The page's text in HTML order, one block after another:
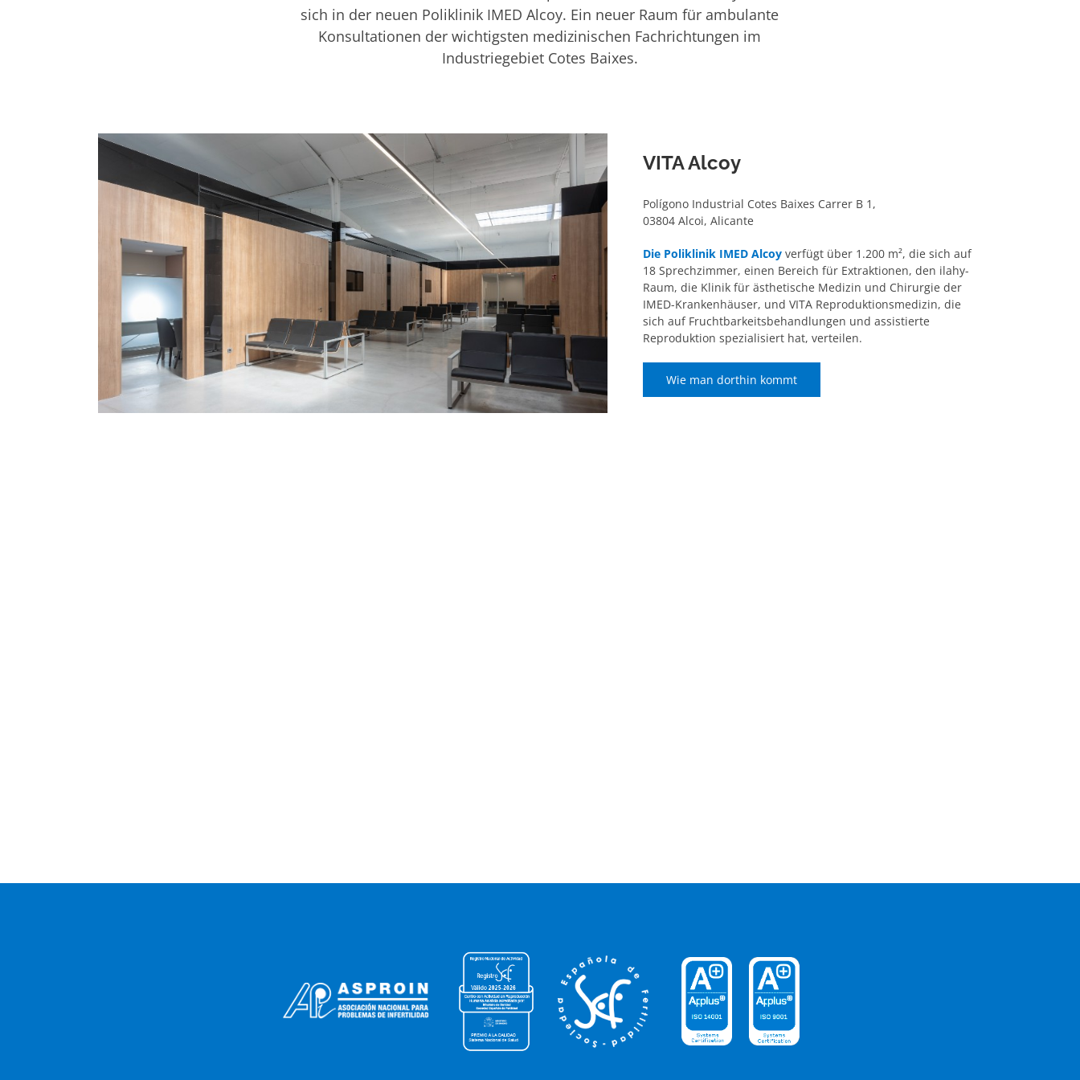
sich in der neuen Poliklinik IMED Alcoy. Ein neuer Raum für ambulante
Konsultationen der wichtigsten medizinischen Fachrichtungen im
Industriegebiet Cotes Baixes.
VITA Alcoy
Polígono Industrial Cotes Baixes Carrer B 1,
03804 Alcoi, Alicante
Die Poliklinik IMED Alcoyverfügt über 1.200 m², die sich auf
18 Sprechzimmer, einen Bereich für Extraktionen, den ilahy-
Raum, die Klinik für ästhetische Medizin und Chirurgie der
IMED-Krankenhäuser, und VITA Reproduktionsmedizin, die
sich auf Fruchtbarkeitsbehandlungen und assistierte
Reproduktion spezialisiert hat, verteilen.
Wie man dorthin kommt